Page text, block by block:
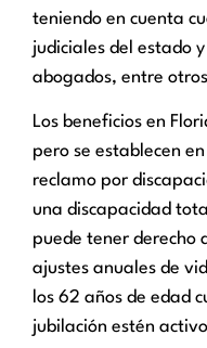
teniendo en cuenta
judiciales del estado
abogados, entre
Los beneficios en
pero se establecen
reclamo por
una discapacidad
puede tener derecho
ajustes anuales de
los 62 años de edad
jubilación estén